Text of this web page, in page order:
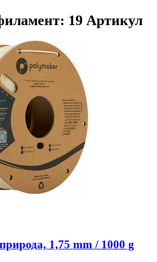
19 Артикул
1,75 mm / 1000 g